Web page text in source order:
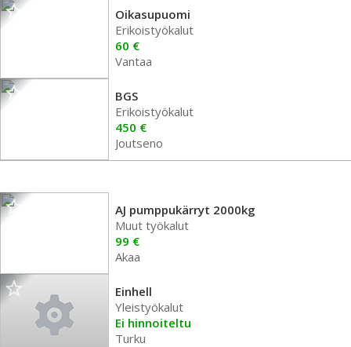
Oikasupuomi
Erikoistyökalut
60 €
Vantaa
BGS
Erikoistyökalut
450 €
Joutseno
AJ pumppukärryt 2000kg
Muut työkalut
99 €
Akaa
Einhell
Yleistyökalut
Ei hinnoiteltu
Turku